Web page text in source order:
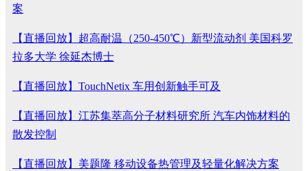
案
【直播回放】超高耐温（250-450℃）新型流动剂 美国科罗
拉多大学 徐延杰博士
【直播回放】TouchNetix 车用创新触手可及
【直播回放】江苏集萃高分子材料研究所 汽车内饰材料的
散发控制
【直播回放】美题隆 移动设备热管理及轻量化解决方案